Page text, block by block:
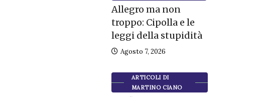
Allegro ma non
troppo: Cipolla e le
leggi della stupidità
Agosto 7, 2026
ARTICOLI DI
MARTINO CIANO